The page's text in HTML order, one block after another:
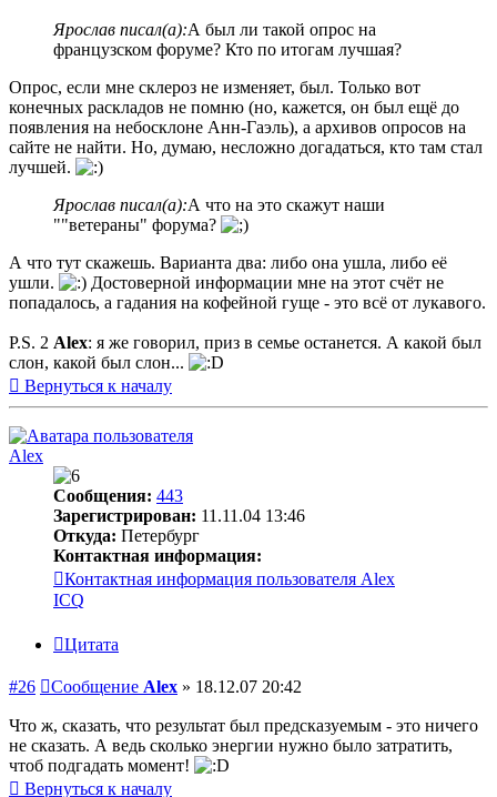
Ярослав писал(а):А был ли такой опрос на
французском форуме? Кто по итогам лучшая?
Опрос, если мне склероз не изменяет, был. Только вот
конечных раскладов не помню (но, кажется, он был ещё до
появления на небосклоне Анн-Гаэль), а архивов опросов на
сайте не найти. Но, думаю, несложно догадаться, кто там стал
лучшей.
Ярослав писал(а):А что на это скажут наши
""ветераны" форума?
А что тут скажешь. Варианта два: либо она ушла, либо её
ушли.
Достоверной информации мне на этот счёт не
попадалось, а гадания на кофейной гуще - это всё от лукавого.
P.S. 2 Alex: я же говорил, приз в семье останется. А какой был
слон, какой был слон...
Вернуться к началу
Alex
Сообщения: 443
Зарегистрирован: 11.11.04 13:46
Откуда: Петербург
Контактная информация:
Контактная информация пользователя Alex
ICQ
Цитата
#26 Сообщение Alex » 18.12.07 20:42
Что ж, сказать, что результат был предсказуемым - это ничего
не сказать. А ведь сколько энергии нужно было затратить,
чтоб подгадать момент!
Вернуться к началу